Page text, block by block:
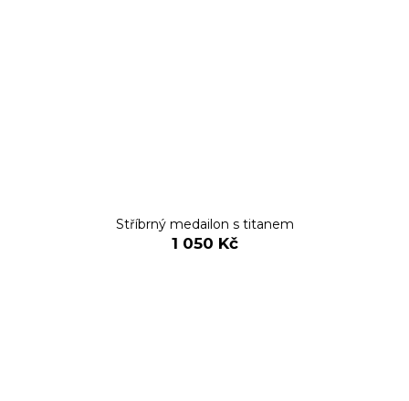
Stříbrný medailon s titanem
1 050 Kč